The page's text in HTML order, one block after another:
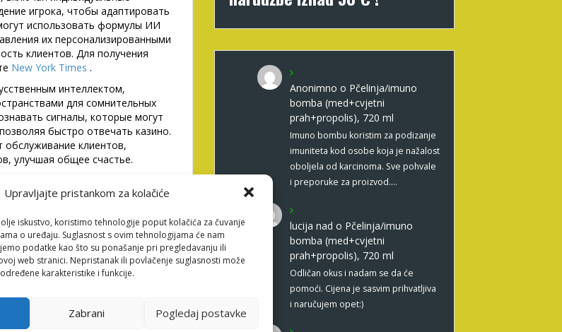
Upravljajte pristankom za kolačiće
iskustvo, koristimo tehnologije poput kolačića za čuvanje
o uređaju. Suglasnost s ovim tehnologijama će nam
podatke kao što su ponašanje pri pregledavanju ili
web stranici. Nepristanak ili povlačenje suglasnosti može
karakteristike i funkcije.
Zabrani Pogledaj postavke
игрока, чтобы адаптировать
использовать формулы ИИ
их персонализированными
клиентов. Для получения
New York Times .
интеллектом,
для сомнительных
сигналы, которые могут
быстро отвечать казино.
клиентов,
улучшая общее счастье.
владельцам важно
Реализация решений
повышению
больше о приложениях AI в
не просто увлечение, но и
на быстро
свои операционные
для игроков.
Anonimno o Pčelinja/imuno
bomba (med+cvjetni
prah+propolis), 720 ml
Imuno bombu koristim za podizanje
imuniteta kod osobe koja je nažalost
oboljela od karcinoma. Sve pohvale
i preporuke za proizvod.…
lucija nad o Pčelinja/imuno
bomba (med+cvjetni
prah+propolis), 720 ml
Odličan okus i nadam se da će
pomoći. Cijena je sasvim prihvatljiva
i naručujem opet:)